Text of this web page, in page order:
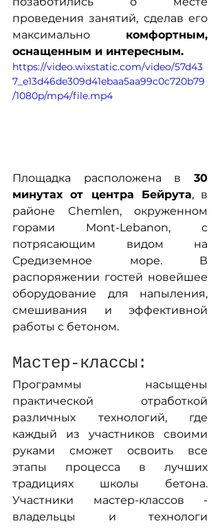
проведения занятий, сделав его
максимально комфортным,
оснащенным и интересным.
https://video.wixstatic.com/video/57d43
7_e13d46de309d41ebaa5aa99c0c720b79
/1080p/mp4/file.mp4
Площадка расположена в 30
минутах от центра Бейрута, в
районе Chemlen, окруженном
горами Mont-Lebanon, с
потрясающим видом на
Средиземное море. В
распоряжении гостей новейшее
оборудование для напыления,
смешивания и эффективной
работы с бетоном.
Мастер-классы:
Программы насыщены
практической отработкой
различных технологий, где
каждый из участников своими
руками сможет освоить все
этапы процесса в лучших
традициях школы бетона.
Участники мастер-классов -
владельцы и технологи